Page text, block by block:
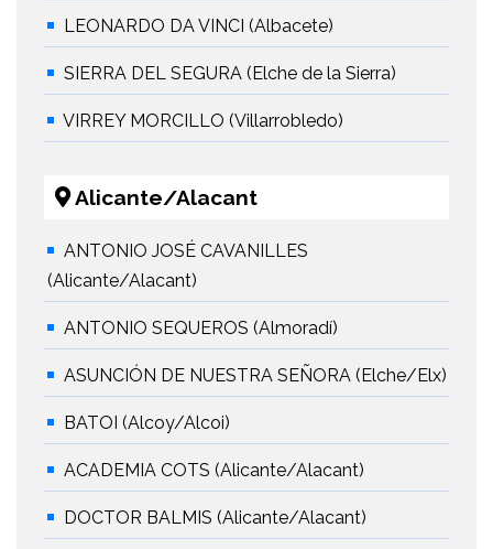
LEONARDO DA VINCI (Albacete)
SIERRA DEL SEGURA (Elche de la Sierra)
VIRREY MORCILLO (Villarrobledo)
Alicante/Alacant
ANTONIO JOSÉ CAVANILLES
(Alicante/Alacant)
ANTONIO SEQUEROS (Almoradí)
ASUNCIÓN DE NUESTRA SEÑORA (Elche/Elx)
BATOI (Alcoy/Alcoi)
ACADEMIA COTS (Alicante/Alacant)
DOCTOR BALMIS (Alicante/Alacant)